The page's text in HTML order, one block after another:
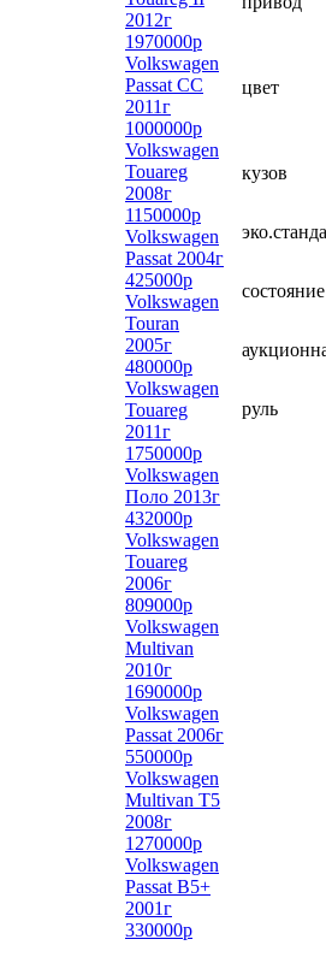
2012г
1970000р
Volkswagen
Passat CC
2011г
1000000р
Volkswagen
Touareg
2008г
1150000р
Volkswagen
Passat 2004г
425000р
Volkswagen
Touran
2005г
480000р
Volkswagen
Touareg
2011г
1750000р
Volkswagen
Поло 2013г
432000р
Volkswagen
Touareg
2006г
809000р
Volkswagen
Multivan
2010г
1690000р
Volkswagen
Passat 2006г
550000р
Volkswagen
Multivan T5
2008г
1270000р
Volkswagen
Passat B5+
2001г
330000р
цвет
кузов
состояние
руль